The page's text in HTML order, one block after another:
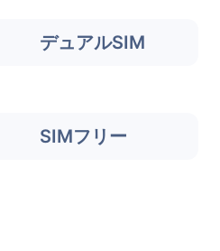
デュアルSIM
SIMフリー